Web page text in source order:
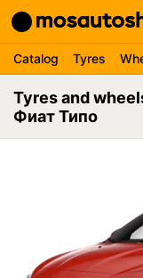
Catalog Tyres
Tyres and
Фиат Типо